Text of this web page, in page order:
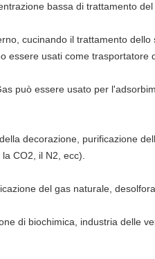
bassa di trattamento
cucinando il trattamento
essere usati come trasportatore
può essere usato per
decorazione, purificazione
CO2, il N2, ecc).
del gas naturale,
di biochimica, industria delle